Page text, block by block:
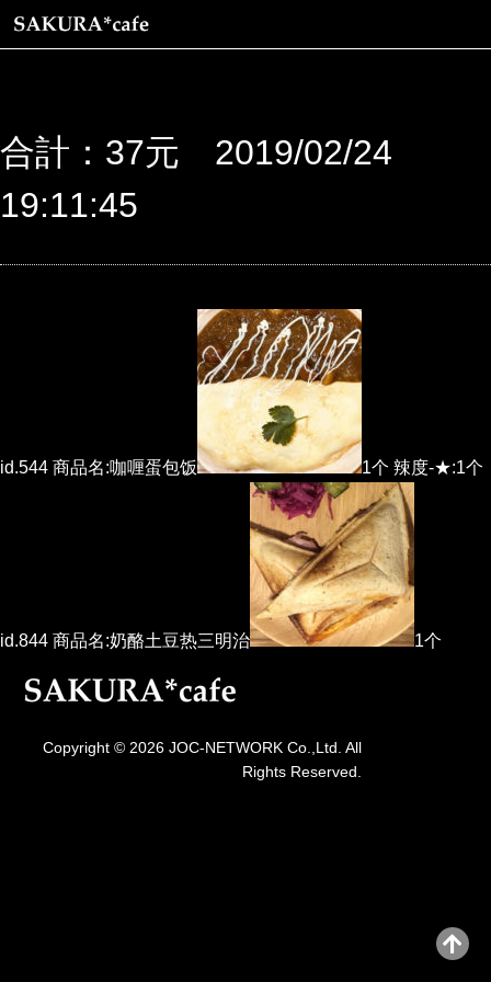
合計：37元 2019/02/24
19:11:45
id.544 商品名:咖喱蛋包饭 1个 辣度-★:1个
id.844 商品名:奶酪土豆热三明治 1个
Copyright © 2026 JOC-NETWORK Co.,Ltd. All
Rights Reserved.